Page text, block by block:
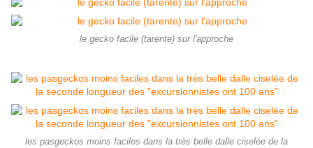
le gecko facile (tarente) sur l'approche
les pasgeckos moins faciles dans la très belle dalle ciselée de la